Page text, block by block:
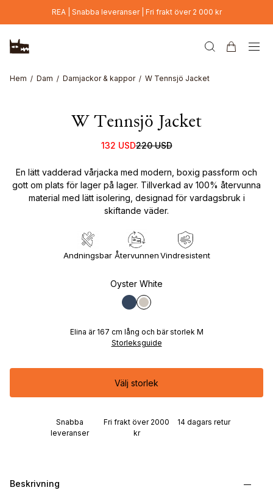
Hoppa till huvudinnehållREA | Snabba leveranser | Fri frakt över 2 000 kr
Hem Dam Damjackor & kappor W Tennsjö Jacket
Nyhet
W Tennsjö Jacket
132 USD220 USD
En lätt vadderad vårjacka med modern, boxig passform och
gott om plats för lager på lager. Tillverkad av 100% återvunna
material med lätt isolering, designad för vardagsbruk i
skiftande väder.
Andningsbar ÅtervunnenVindresistent
Oyster White
Elina är 167 cm lång och bär storlek M
Storleksguide
Välj storlek
Snabba
leveranser
Fri frakt över 2000
kr
14 dagars retur
Beskrivning